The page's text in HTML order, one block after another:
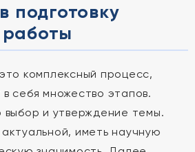
подготовку
комплексный процесс,
себя множество этапов.
и утверждение темы.
иметь научную